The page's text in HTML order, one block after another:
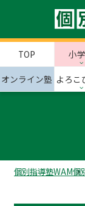
TOP 小
オンライン塾 よろこ
個別指導塾WAM個